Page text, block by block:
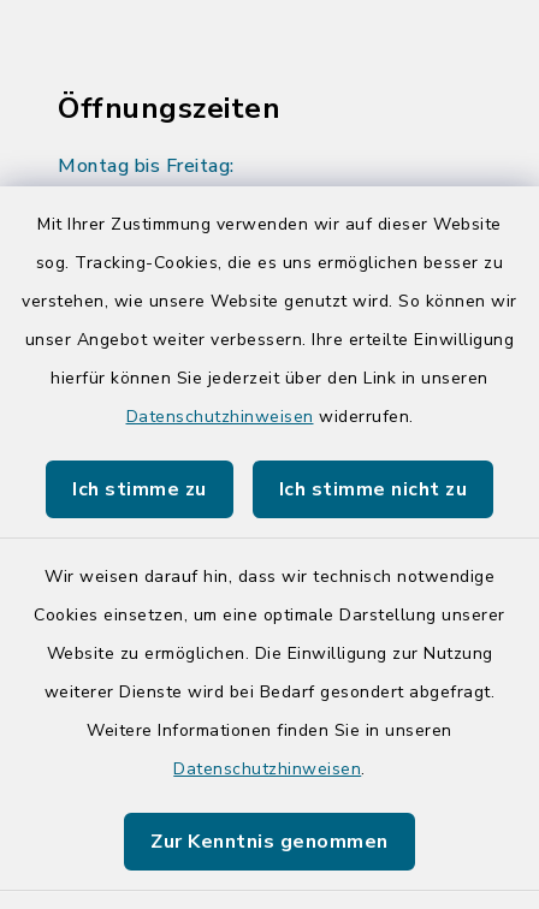
Mit Ihrer Zustimmung verwenden wir auf dieser Website
sog. Tracking-Cookies, die es uns ermöglichen besser zu
verstehen, wie unsere Website genutzt wird. So können wir
unser Angebot weiter verbessern. Ihre erteilte Einwilligung
hierfür können Sie jederzeit über den Link in unseren
Datenschutzhinweisen widerrufen.
Ich stimme zu Ich stimme nicht zu
Wir weisen darauf hin, dass wir technisch notwendige
Cookies einsetzen, um eine optimale Darstellung unserer
Website zu ermöglichen. Die Einwilligung zur Nutzung
weiterer Dienste wird bei Bedarf gesondert abgefragt.
Weitere Informationen finden Sie in unseren
Datenschutzhinweisen.
Zur Kenntnis genommen
Öffnungszeiten
Montag bis Freitag:
Donnerstag zusätzlich:
14:00-17:00 Uhr
Quicklinks
Tourist-Info der Stadt Bad Segeberg
Barrierefreiheit
Impressum